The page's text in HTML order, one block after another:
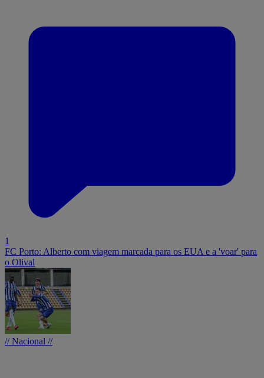
1
FC Porto: Alberto com viagem marcada para os EUA e a 'voar' para
o Olival
// Nacional //